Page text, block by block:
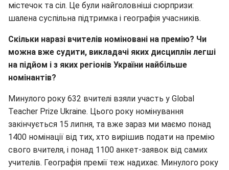
містечок та сіл. Це були найголовніші сюрпризи:
шалена суспільна підтримка і географія учасників.
Скільки наразі вчителів номіновані на премію? Чи
можна вже судити, викладачі яких дисциплін легші
на підйом і з яких регіонів України найбільше
номінантів?
Минулого року 632 вчителі взяли участь у Global
Teacher Prize Ukraine. Цього року номінування
закінчується 15 липня, та вже зараз ми маємо понад
1400 номінації від тих, хто вирішив подати на премію
свого вчителя, і понад 1100 анкет-заявок від самих
учителів. Географія премії теж надихає. Минулого року